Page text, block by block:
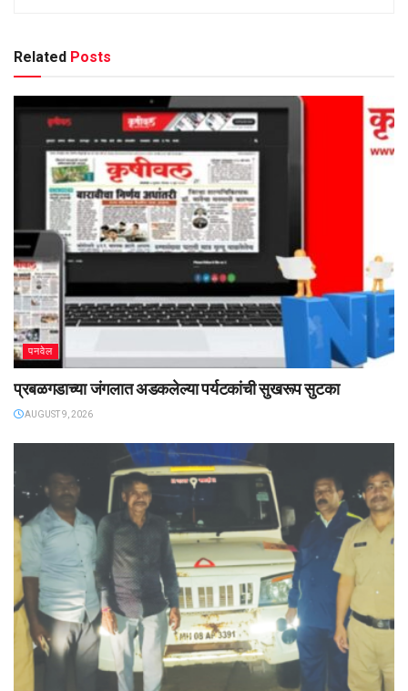
Related Posts
पनवेल
प्रबळगडाच्या जंगलात अडकलेल्या पर्यटकांची सुखरूप सुटका
AUGUST 9, 2026